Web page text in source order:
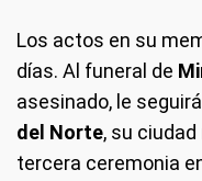
Los actos en su
días. Al funeral de
asesinado, le
del Norte, su
tercera ceremonia